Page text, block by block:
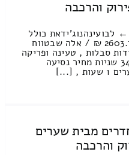
והרכבה
לבועינהנוג'ידאת כולל
פירוק והרכבה מחיר מחירון: 2603.71 ₪ / אלה שבטווח
– 2500 ₪ עבודות סבלות , טעינה ופריקה
: 1135.55 ₪ / זמן : 26 דקות 34 שניות מחיר נסיעה
מבית שערים
והרכבה